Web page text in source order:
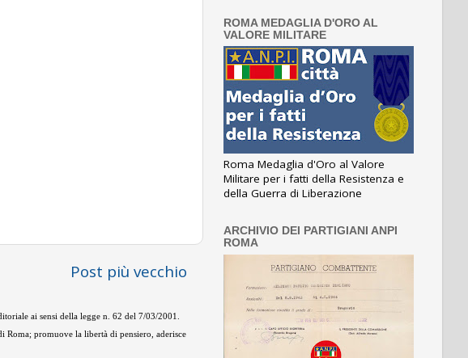
Post più vecchio
ai sensi della legge n. 62 del 7/03/2001.
promuove la libertà di pensiero, aderisce
ROMA MEDAGLIA D'ORO AL
VALORE MILITARE
Roma Medaglia d'Oro al Valore
Militare per i fatti della Resistenza e
della Guerra di Liberazione
ARCHIVIO DEI PARTIGIANI ANPI
ROMA